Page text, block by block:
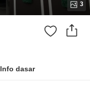
3
Info dasar